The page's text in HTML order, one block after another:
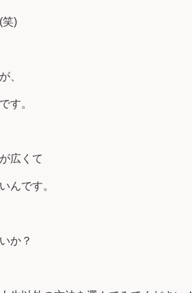
笑)
、
す。
広くて
んです。
か？